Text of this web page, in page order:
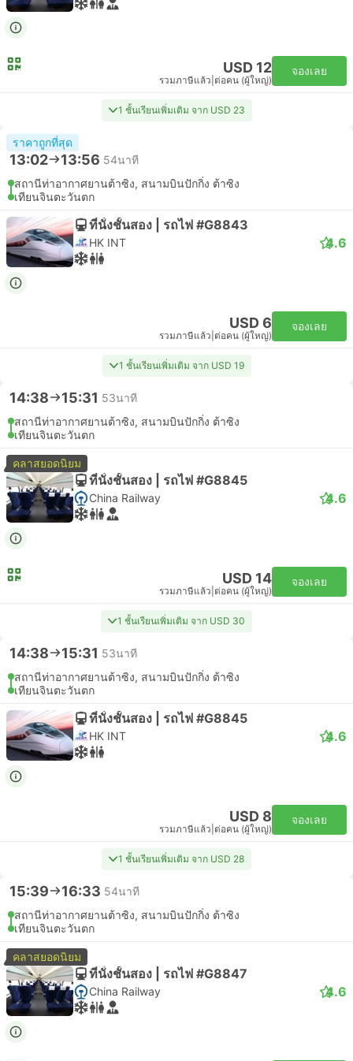
USD 12
รวมภาษีแล้ว ต่อคน (ผู้ใหญ่)
จองเลย
1 ชั้นเรียนเพิ่มเติม จาก USD 23
ราคาถูกที่สุด
13:02 13:56 54นาที
สถานีท่าอากาศยานต้าซิง, สนามบินปักกิ่ง ต้าซิง
เทียนจินตะวันตก
ที่นั่งชั้นสอง | รถไฟ #G8843
HK INT 4.6
USD 6
รวมภาษีแล้ว ต่อคน (ผู้ใหญ่)
จองเลย
1 ชั้นเรียนเพิ่มเติม จาก USD 19
14:38 15:31 53นาที
สถานีท่าอากาศยานต้าซิง, สนามบินปักกิ่ง ต้าซิง
เทียนจินตะวันตก
คลาสยอดนิยม
ที่นั่งชั้นสอง | รถไฟ #G8845
China Railway 4.6
USD 14
รวมภาษีแล้ว ต่อคน (ผู้ใหญ่)
จองเลย
1 ชั้นเรียนเพิ่มเติม จาก USD 30
14:38 15:31 53นาที
สถานีท่าอากาศยานต้าซิง, สนามบินปักกิ่ง ต้าซิง
เทียนจินตะวันตก
ที่นั่งชั้นสอง | รถไฟ #G8845
HK INT 4.6
USD 8
รวมภาษีแล้ว ต่อคน (ผู้ใหญ่)
จองเลย
1 ชั้นเรียนเพิ่มเติม จาก USD 28
15:39 16:33 54นาที
สถานีท่าอากาศยานต้าซิง, สนามบินปักกิ่ง ต้าซิง
เทียนจินตะวันตก
คลาสยอดนิยม
ที่นั่งชั้นสอง | รถไฟ #G8847
China Railway 4.6